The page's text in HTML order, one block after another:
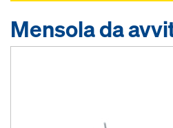
Mensola da